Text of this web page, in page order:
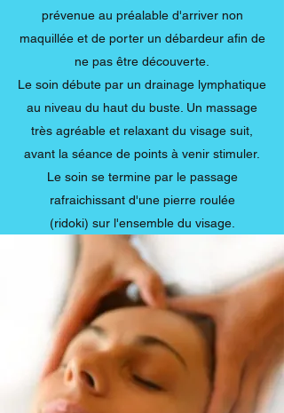
prévenue au préalable d'arriver non
maquillée et de porter un débardeur afin de
ne pas être découverte.
Le soin débute par un drainage lymphatique
au niveau du haut du buste. Un massage
très agréable et relaxant du visage suit,
avant la séance de points à venir stimuler.
Le soin se termine par le passage
rafraichissant d'une pierre roulée
(ridoki) sur l'ensemble du visage.